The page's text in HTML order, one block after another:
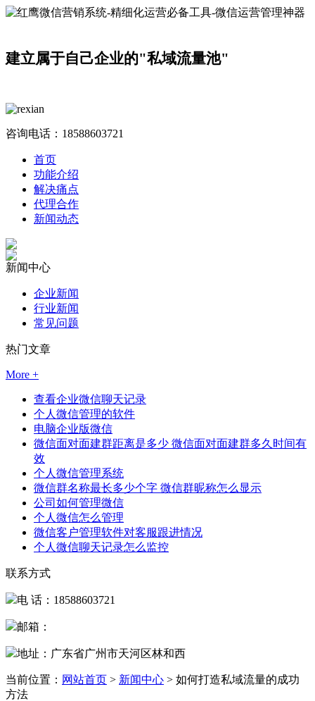
建立属于自己企业的"私域流量池"
咨询电话： 18588603721
首页
功能介绍
解决痛点
代理合作
新闻动态
新闻中心
企业新闻
行业新闻
常见问题
热门文章
More +
查看企业微信聊天记录
个人微信管理的软件
电脑企业版微信
微信面对面建群距离是多少 微信面对面建群多久时间有
效
个人微信管理系统
微信群名称最长多少个字 微信群昵称怎么显示
公司如何管理微信
个人微信怎么管理
微信客户管理软件对客服跟进情况
个人微信聊天记录怎么监控
联系方式
电 话：18588603721
邮箱：
地址：广东省广州市天河区林和西
当前位置： 网站首页 > 新闻中心 > 如何打造私域流量的成功
方法